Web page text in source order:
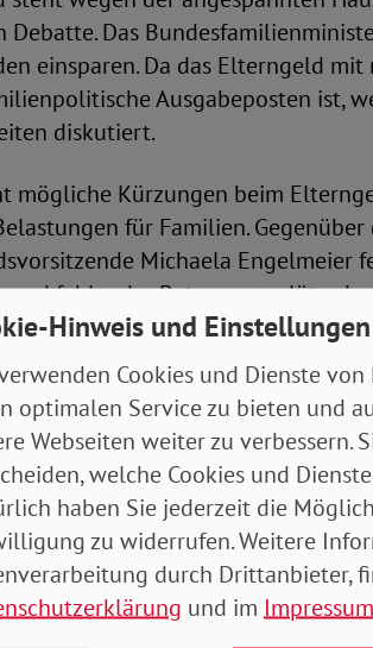
Debatte. Das
einsparen. Da das Elterngeld
Ausgabeposten ist,
diskutiert.
mögliche Kürzungen beim
für Familien.
Michaela Engelmeier
und fehlender Betreuungsplätze
statt neuer
des Elterngeldes seit
2007 eingeführt. In der
nach der Geburt
1800 Euro monatlich, der
Einführung nicht angepasst.
wurde die Einkommensgrenze für
Hinweis und Einstellungen
Cookies und Dienste
optimalen Service zu bieten und
Webseiten weiter zu verbessern.
welche Cookies und
haben Sie jederzeit die
zu widerrufen. Weitere
durch Drittanbieter,
und im Impressum